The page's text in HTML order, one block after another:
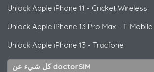
Unlock Apple iPhone 11 - Cricket Wireless
Unlock Apple iPhone 13 Pro Max - T-Mobile
Unlock Apple iPhone 13 - Tracfone
كل شيء عن doctorSIM